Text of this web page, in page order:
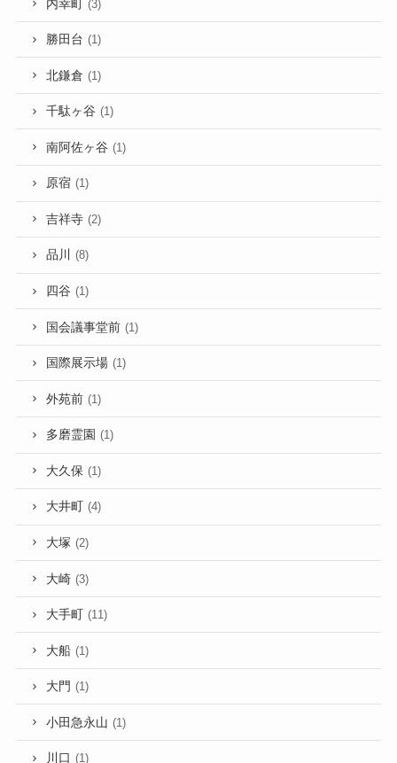
内幸町 (3)
勝田台 (1)
北鎌倉 (1)
千駄ヶ谷 (1)
南阿佐ヶ谷 (1)
原宿 (1)
吉祥寺 (2)
品川 (8)
四谷 (1)
国会議事堂前 (1)
国際展示場 (1)
外苑前 (1)
多磨霊園 (1)
大久保 (1)
大井町 (4)
大塚 (2)
大崎 (3)
大手町 (11)
大船 (1)
大門 (1)
小田急永山 (1)
川口 (1)